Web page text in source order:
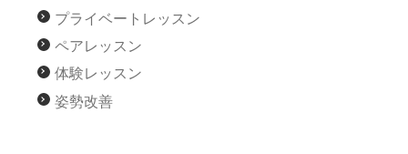
プライベートレッスン
ペアレッスン
体験レッスン
姿勢改善